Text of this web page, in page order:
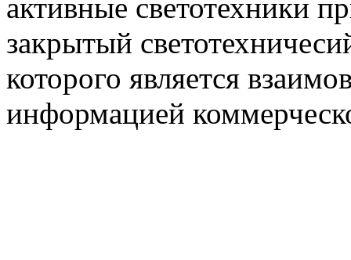
активные светотехники
закрытый
которого является
информацией